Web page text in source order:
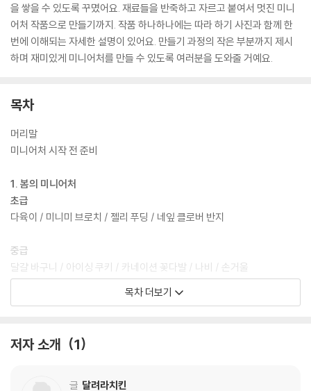
을 쌓을 수 있도록 꾸몄어요. 재료들을 반죽하고 자르고 붙여서 멋진 미니
어처 작품으로 만들기까지. 작품 하나하나에는 따라 하기 사진과 함께 한
번에 이해되는 자세한 설명이 있어요. 만들기 과정의 작은 부분까지 제시
하며 재미있게 미니어처를 만들 수 있도록 여러분을 도와줄 거예요.
목차
머리말
미니어처 시작 전 준비
1. 봄의 미니어처
초급
다육이 / 미니미 브로치 / 젤리 푸딩 / 네잎 클로버 반지
중급
달걀 바구니 / 아이싱 쿠키 / 카네이션 꽃다발 / 나비 / 손거울
특별 페이지
2. 여름의 미니어처
목차 더보기
저자 소개 1
글 달려라치킨